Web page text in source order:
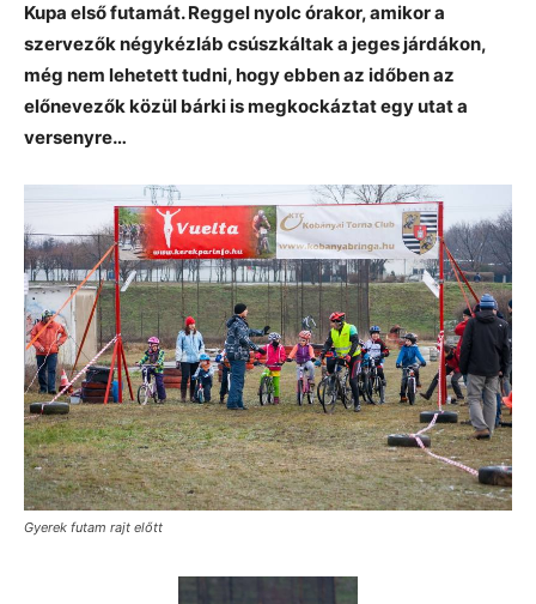
Kupa első futamát. Reggel nyolc órakor, amikor a
szervezők négykézláb csúszkáltak a jeges járdákon,
még nem lehetett tudni, hogy ebben az időben az
előnevezők közül bárki is megkockáztat egy utat a
versenyre…
Gyerek futam rajt előtt